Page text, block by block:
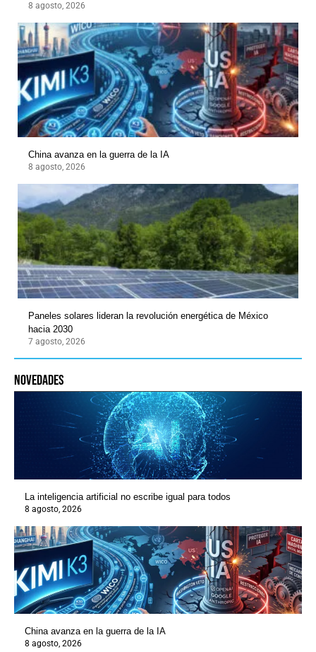
8 agosto, 2026
China avanza en la guerra de la IA
8 agosto, 2026
Paneles solares lideran la revolución energética de México
hacia 2030
7 agosto, 2026
novedades
La inteligencia artificial no escribe igual para todos
8 agosto, 2026
China avanza en la guerra de la IA
8 agosto, 2026